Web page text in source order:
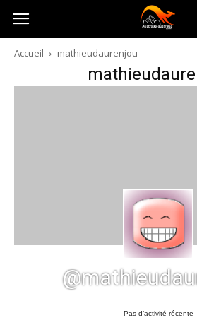
Australia-
australie.com
Accueil mathieudaurenjou
Pas d’activité récente